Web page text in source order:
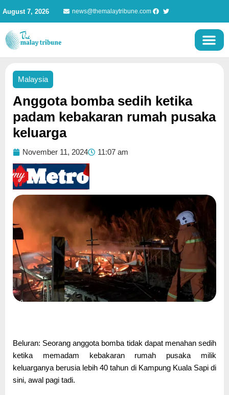
content
August 7, 2026 news@themalaytribune.com
Malaysia
Anggota bomba sedih ketika
padam kebakaran rumah pusaka
keluarga
November 11, 2024 11:07 am
Beluran: Seorang anggota bomba tidak dapat menahan sedih
ketika memadam kebakaran rumah pusaka milik
keluarganya berusia lebih 40 tahun di Kampung Kuala Sapi di
sini, awal pagi tadi.